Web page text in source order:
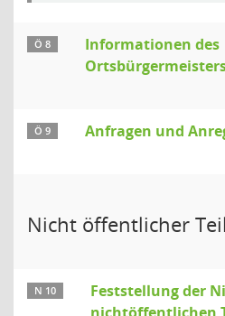
Ö 8
Informationen des
Ö 9 Anfragen und
Nicht öffentlicher
N 10
Feststellung der